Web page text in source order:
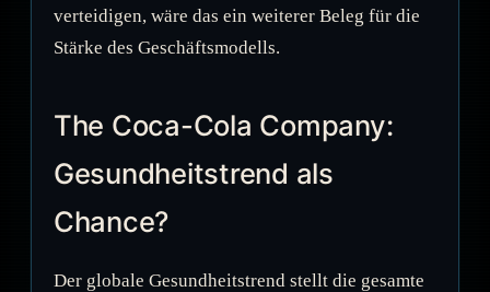
verteidigen, wäre das ein weiterer Beleg für die
Stärke des Geschäftsmodells.
The Coca-Cola Company:
Gesundheitstrend als
Chance?
Der globale Gesundheitstrend stellt die gesamte